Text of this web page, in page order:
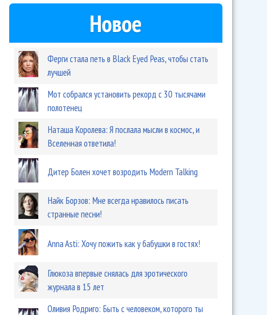
Новое
Ферги стала петь в Black Eyed Peas, чтобы стать
лучшей
Мот собрался установить рекорд с 30 тысячами
полотенец
Наташа Королева: Я послала мысли в космос, и
Вселенная ответила!
Дитер Болен хочет возродить Modern Talking
Найк Борзов: Мне всегда нравилось писать
странные песни!
Anna Asti: Хочу пожить как у бабушки в гостях!
Глюкоза впервые снялась для эротического
журнала в 15 лет
Оливия Родриго: Быть ​​с человеком, которого ты